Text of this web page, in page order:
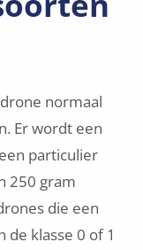
normaal
Er wordt een
particulier
250 gram
die een
klasse 0 of 1